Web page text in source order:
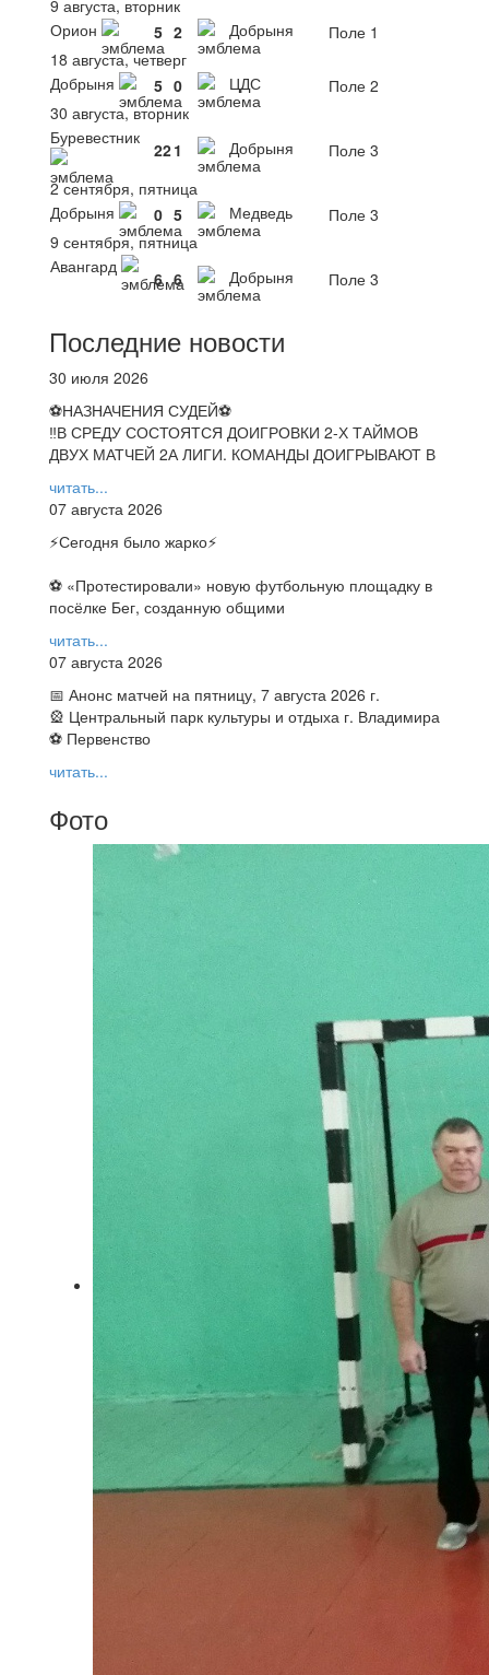
9 августа, вторник
Орион
5 2 Добрыня
Поле 1
18 августа, четверг
Добрыня
5 0 ЦДС
Поле 2
30 августа, вторник
Буревестник
221 Добрыня
Поле 3
2 сентября, пятница
Добрыня
0 5 Медведь
Поле 3
9 сентября, пятница
Авангард
6 6 Добрыня Поле 3
Последние новости
30 июля 2026
⚽НАЗНАЧЕНИЯ СУДЕЙ⚽
‼В СРЕДУ СОСТОЯТСЯ ДОИГРОВКИ 2-Х ТАЙМОВ
ДВУХ МАТЧЕЙ 2А ЛИГИ. КОМАНДЫ ДОИГРЫВАЮТ В
читать...
07 августа 2026
⚡️Сегодня было жарко⚡️
⚽ ️«Протестировали» новую футбольную площадку в
посёлке Бег, созданную общими
читать...
07 августа 2026
📅 Анонс матчей на пятницу, 7 августа 2026 г.
🎡 Центральный парк культуры и отдыха г. Владимира
⚽ Первенство
читать...
Фото